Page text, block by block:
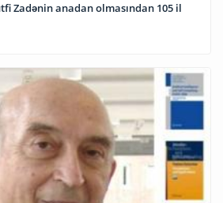
Zadənin anadan olmasından 105 il